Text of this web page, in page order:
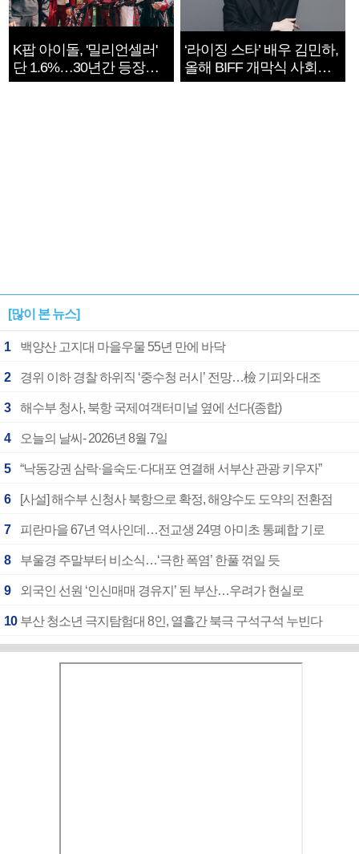
K팝 아이돌, '밀리언셀러'
단 1.6%…30년간 등장
1182개팀 전수조사
‘라이징 스타’ 배우 김민하,
올해 BIFF 개막식 사회자
확정
[많이 본 뉴스]
1 백양산 고지대 마을우물 55년 만에 바닥
2 경위 이하 경찰 하위직 ‘중수청 러시’ 전망…檢 기피와 대조
3 해수부 청사, 북항 국제여객터미널 옆에 선다(종합)
4 오늘의 날씨- 2026년 8월 7일
5 “낙동강권 삼락·을숙도·다대포 연결해 서부산 관광 키우자”
6 [사설] 해수부 신청사 북항으로 확정, 해양수도 도약의 전환점
7 피란마을 67년 역사인데…전교생 24명 아미초 통폐합 기로
8 부울경 주말부터 비소식…‘극한 폭염’ 한풀 꺾일 듯
9 외국인 선원 ‘인신매매 경유지’ 된 부산…우려가 현실로
10 부산 청소년 극지탐험대 8인, 열흘간 북극 구석구석 누빈다